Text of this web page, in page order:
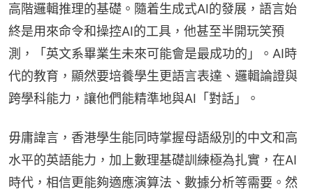
高階邏輯推理的基礎。隨着生成式AI的發展，語言始
終是用來命令和操控AI的工具，他甚至半開玩笑預
測，「英文系畢業生未來可能會是最成功的」。AI時
代的教育，顯然要培養學生更語言表達、邏輯論證與
跨學科能力，讓他們能精準地與AI「對話」。
毋庸諱言，香港學生能同時掌握母語級別的中文和高
水平的英語能力，加上數理基礎訓練極為扎實，在AI
時代，相信更能夠適應演算法、數據分析等需要。然